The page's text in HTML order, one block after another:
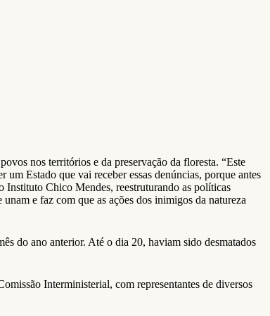
nos territórios e da preservação da floresta. “Este
Estado que vai receber essas denúncias, porque antes
Instituto Chico Mendes, reestruturando as políticas
e faz com que as ações dos inimigos da natureza
do ano anterior. Até o dia 20, haviam sido desmatados
Interministerial, com representantes de diversos